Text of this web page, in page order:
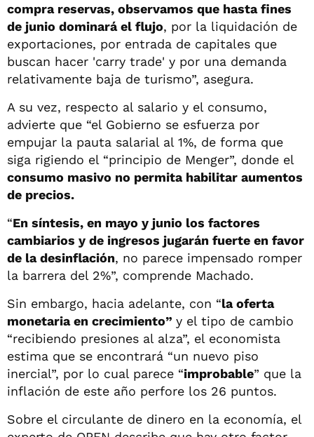
compra reservas, observamos que hasta fines
de junio dominará el flujo, por la liquidación de
exportaciones, por entrada de capitales que
buscan hacer 'carry trade' y por una demanda
relativamente baja de turismo”, asegura.
A su vez, respecto al salario y el consumo,
advierte que “el Gobierno se esfuerza por
empujar la pauta salarial al 1%, de forma que
siga rigiendo el “principio de Menger”, donde el
consumo masivo no permita habilitar aumentos
de precios.
“En síntesis, en mayo y junio los factores
cambiarios y de ingresos jugarán fuerte en favor
de la desinflación, no parece impensado romper
la barrera del 2%”, comprende Machado.
Sin embargo, hacia adelante, con “la oferta
monetaria en crecimiento” y el tipo de cambio
“recibiendo presiones al alza”, el economista
estima que se encontrará “un nuevo piso
inercial”, por lo cual parece “improbable” que la
inflación de este año perfore los 26 puntos.
Sobre el circulante de dinero en la economía, el